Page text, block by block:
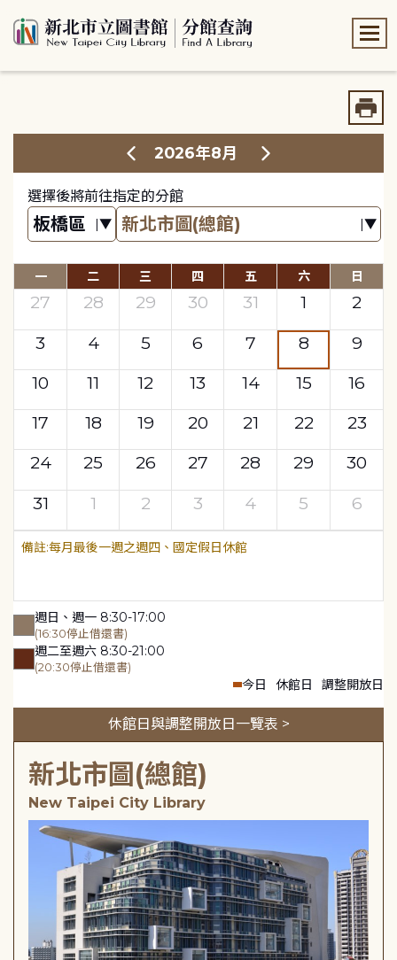
2026年8月
選擇後將前往指定的分館
一 二 三 四 五 六 日
27 28 29 30 31 1
2
3
4 5 6 7 8
9
10
11 12 13 14 15
16
17
18 19 20 21 22
23
24
25 26 27 28 29
30
31
1 2 3 4 5 6
每月最後一週之週四、國定假日休館
週日、週一 8:30-17:00
(16:30停止借還書)
週二至週六 8:30-21:00
(20:30停止借還書)
今日 休館日 調整開放日
休館日與調整開放日一覽表 >
新北市圖(總館)
New Taipei City Library